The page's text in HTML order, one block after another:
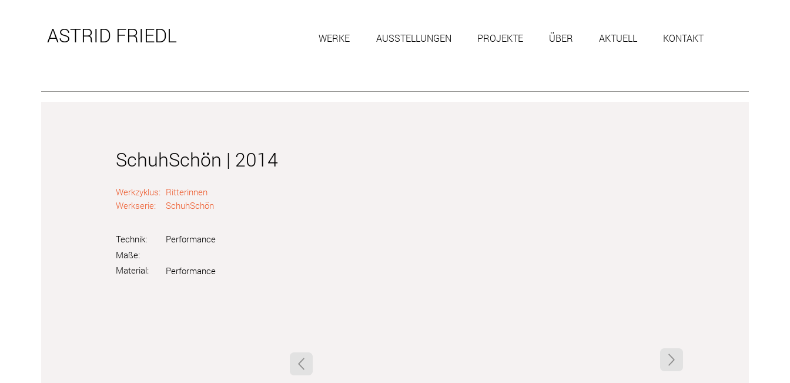
ASTRID FRIEDL WERKE AUSSTELLUNGEN PROJEKTE ÜBER AKTUELL KONTAKT
SchuhSchön | 2014
Werkzyklus: Ritterinnen
Werkserie:
SchuhSchön
Technik:
Maße:
Material:
Performance
Performance